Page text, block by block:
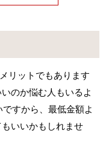
リットでもあります
のか悩む人もいるよ
すから、最低金額よ
いいかもしれませ